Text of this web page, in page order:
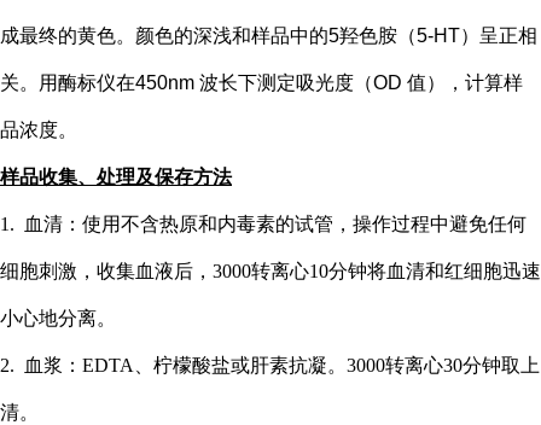
成最终的黄色。颜色的深浅和样品中的5羟色胺（5-HT） 呈正相
关。用酶标仪在450nm 波长下测定吸光度（OD 值），计算样
品浓度。
样品收集、处理及保存方法
1. 血清：使用不含热原和内毒素的试管，操作过程中避免任何
细胞刺激，收集血液后，3000转离心10分钟将血清和红细胞迅速
小心地分离。
2. 血浆：EDTA、柠檬酸盐或肝素抗凝。3000转离心30分钟取上
清。